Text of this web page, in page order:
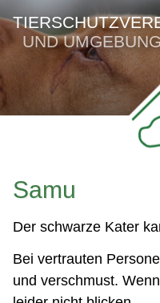
UND
Samu
Der schwarze Kater
Bei vertrauten
und verschmust.